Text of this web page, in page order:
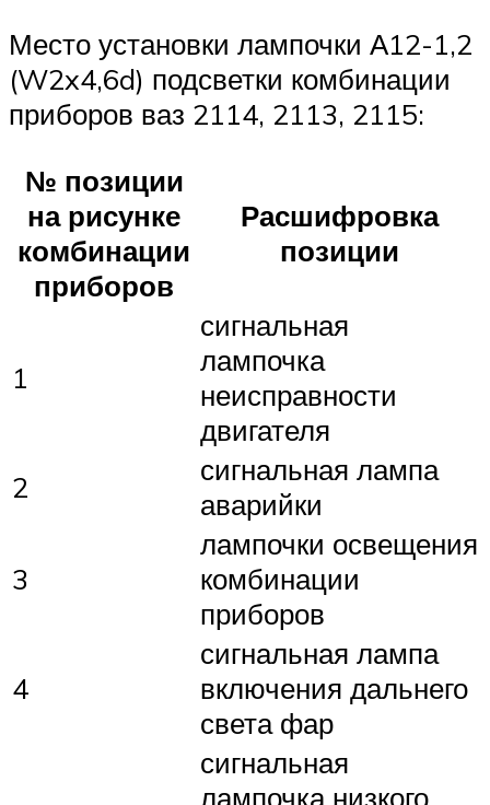
Место установки лампочки А12-1,2
(W2x4,6d) подсветки комбинации
приборов ваз 2114, 2113, 2115:
№ позиции
на рисунке
комбинации
приборов
Расшифровка
позиции
1
сигнальная
лампочка
неисправности
двигателя
2
сигнальная лампа
аварийки
3
лампочки освещения
комбинации
приборов
4
сигнальная лампа
включения дальнего
света фар
сигнальная
лампочка низкого